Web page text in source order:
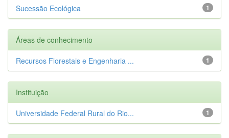
1
Sucessão Ecológica
Áreas de conhecimento
1
Recursos Florestais e Engenharia ...
Instituição
1
Universidade Federal Rural do Rio...